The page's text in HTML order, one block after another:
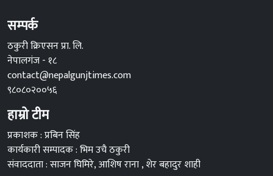
सम्पर्क
ठकुरी क्रिएसन प्रा. लि.
नेपालगंज - १८
contact@nepalgunjtimes.com
९८०८०२००५६
हाम्रो टीम
प्रकाशक : प्रबिन सिंह
कार्यकारी सम्पादक : भिम उचै ठकुरी
संवाददाता : साजन घिमिरे, आशिष राना , शेर बहादुर शाही